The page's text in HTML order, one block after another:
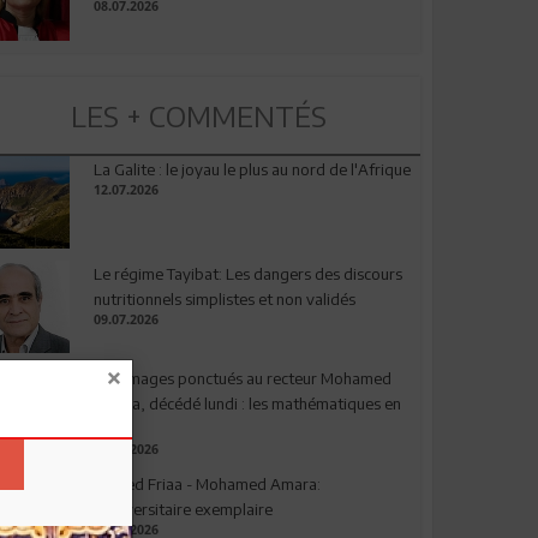
08.07.2026
LES + COMMENTÉS
La Galite : le joyau le plus au nord de l'Afrique
12.07.2026
Le régime Tayibat: Les dangers des discours
nutritionnels simplistes et non validés
09.07.2026
Hommages ponctués au recteur Mohamed
Amara, décédé lundi : les mathématiques en
03.08.2026
Ahmed Friaa - Mohamed Amara:
l’Universitaire exemplaire
04.08.2026